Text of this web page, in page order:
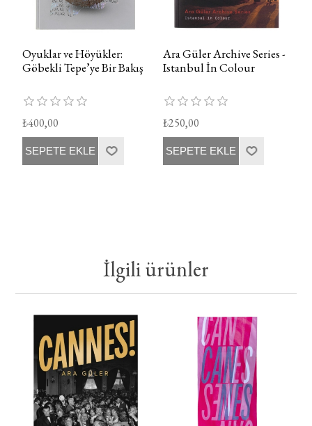
Oyuklar ve Höyükler:
Göbekli Tepe’ye Bir Bakış
₺400,00
SEPETE EKLE
Ara Güler Archive Series -
Istanbul İn Colour
₺250,00
SEPETE EKLE
İlgili ürünler